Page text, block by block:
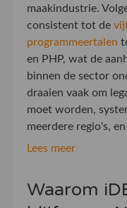
maakindustrie.
consistent tot de
programmeertalen
en PHP, wat de
binnen de sector
draaien vaak om
moet worden,
meerdere regio's,
Lees meer
Waarom